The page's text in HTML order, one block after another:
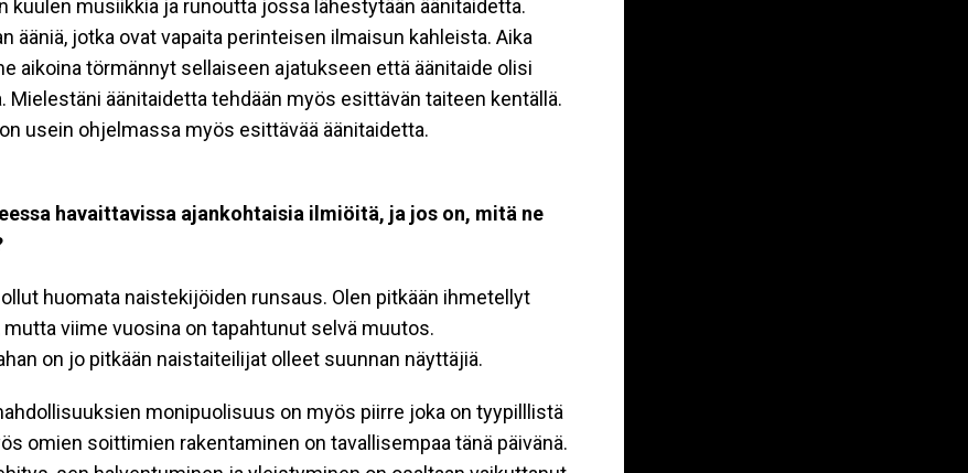
kuulen musiikkia ja runoutta jossa lähestytään äänitaidetta.
ääniä, jotka ovat vapaita perinteisen ilmaisun kahleista. Aika
aikoina törmännyt sellaiseen ajatukseen että äänitaide olisi
Mielestäni äänitaidetta tehdään myös esittävän taiteen kentällä.
usein ohjelmassa myös esittävää äänitaidetta.
havaittavissa ajankohtaisia ilmiöitä, ja jos on, mitä ne
huomata naistekijöiden runsaus. Olen pitkään ihmetellyt
mutta viime vuosina on tapahtunut selvä muutos.
on jo pitkään naistaiteilijat olleet suunnan näyttäjiä.
monipuolisuus on myös piirre joka on tyypilllistä
omien soittimien rakentaminen on tavallisempaa tänä päivänä.